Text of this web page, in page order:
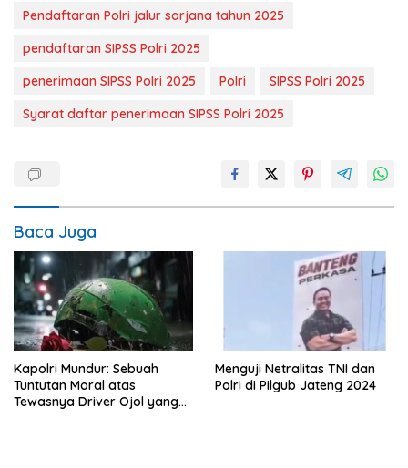
Pendaftaran Polri jalur sarjana tahun 2025
pendaftaran SIPSS Polri 2025
penerimaan SIPSS Polri 2025
Polri
SIPSS Polri 2025
Syarat daftar penerimaan SIPSS Polri 2025
Baca Juga
Kapolri Mundur: Sebuah
Tuntutan Moral atas
Tewasnya Driver Ojol yang
Menguji Netralitas TNI dan
Polri di Pilgub Jateng 2024